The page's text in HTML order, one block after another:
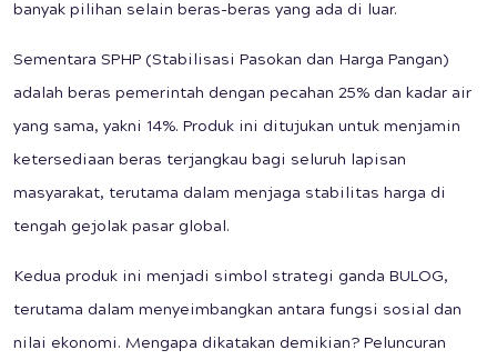
banyak pilihan selain beras-beras yang ada di luar.
Sementara SPHP (Stabilisasi Pasokan dan Harga Pangan)
adalah beras pemerintah dengan pecahan 25% dan kadar air
yang sama, yakni 14%. Produk ini ditujukan untuk menjamin
ketersediaan beras terjangkau bagi seluruh lapisan
masyarakat, terutama dalam menjaga stabilitas harga di
tengah gejolak pasar global.
Kedua produk ini menjadi simbol strategi ganda BULOG,
terutama dalam menyeimbangkan antara fungsi sosial dan
nilai ekonomi. Mengapa dikatakan demikian? Peluncuran